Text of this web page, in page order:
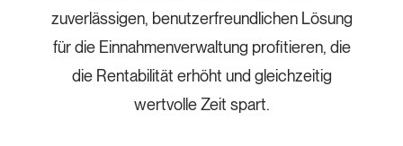
zuverlässigen, benutzerfreundlichen Lösung
für die Einnahmenverwaltung profitieren, die
die Rentabilität erhöht und gleichzeitig
wertvolle Zeit spart.